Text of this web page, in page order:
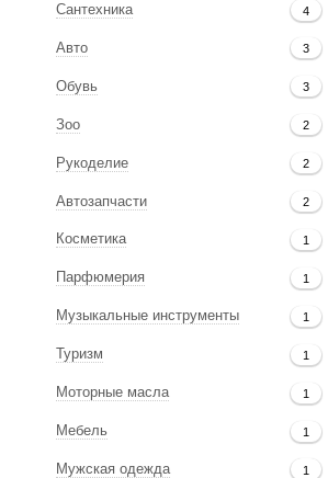
Сантехника 4
Авто 3
Обувь 3
Зоо 2
Рукоделие 2
Автозапчасти 2
Косметика 1
Парфюмерия 1
Музыкальные инструменты 1
Туризм 1
Моторные масла 1
Мебель 1
Мужская одежда 1